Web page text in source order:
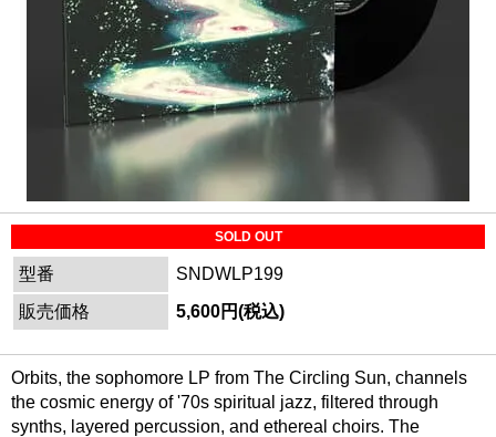
SOLD OUT
型番
SNDWLP199
販売価格
5,600円(税込)
Orbits, the sophomore LP from The Circling Sun, channels
the cosmic energy of '70s spiritual jazz, filtered through
synths, layered percussion, and ethereal choirs. The